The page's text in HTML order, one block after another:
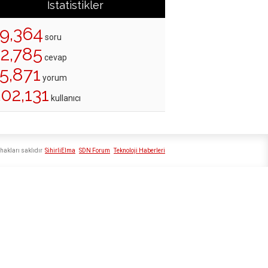
İstatistikler
soru
cevap
yorum
kullanıcı
SihirliElma SDN Forum Teknoloji Haberleri
saklıdır